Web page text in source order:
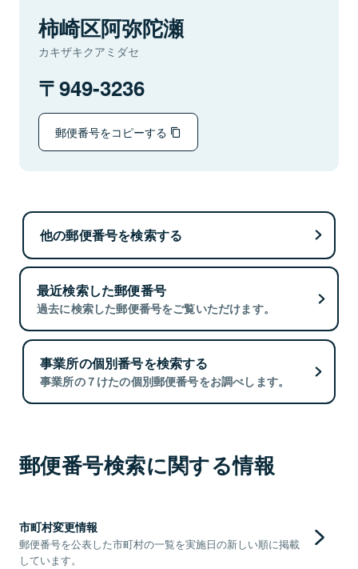
柿崎区阿弥陀瀬
カキザキクアミダセ
949-3236
郵便番号をコピーする
他の郵便番号を検索する
最近検索した郵便番号
過去に検索した郵便番号をご覧いただけます。
事業所の個別番号を検索する
事業所の７けたの個別郵便番号をお調べします。
郵便番号検索に関する情報
市町村変更情報
郵便番号を公表した市町村の一覧を実施日の新しい順に掲載
しています。